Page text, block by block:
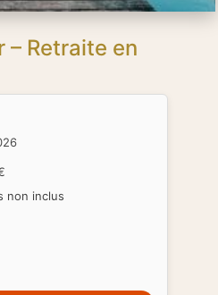
– Retraite en
non inclus